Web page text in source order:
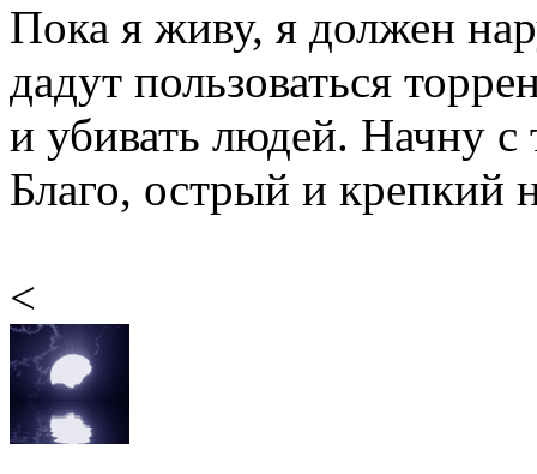
Пока я живу, я должен
дадут пользоваться
и убивать людей. Начну с
Благо, острый и крепкий
<